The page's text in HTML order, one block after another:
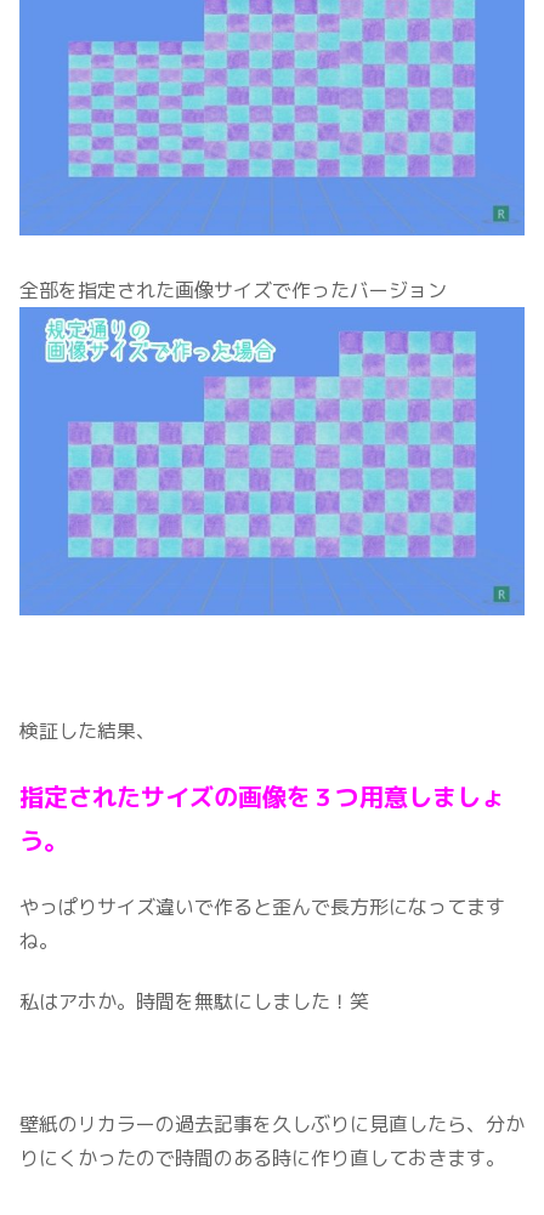
全部を指定された画像サイズで作ったバージョン
検証した結果、
指定されたサイズの画像を３つ用意しましょ
う。
やっぱりサイズ違いで作ると歪んで長方形になってます
ね。
私はアホか。時間を無駄にしました！笑
壁紙のリカラーの過去記事を久しぶりに見直したら、分か
りにくかったので時間のある時に作り直しておきます。